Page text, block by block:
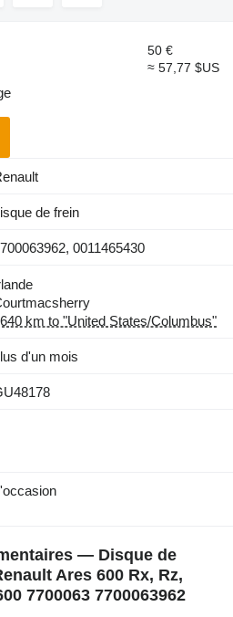
50 €
≈ 57,77 $US
de frein
0011465430
km to "United States/Columbus"
d'un mois
— Disque de
Ares 600 Rx, Rz,
7700063 7700063962